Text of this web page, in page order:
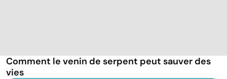
Comment le venin de serpent peut sauver des
vies